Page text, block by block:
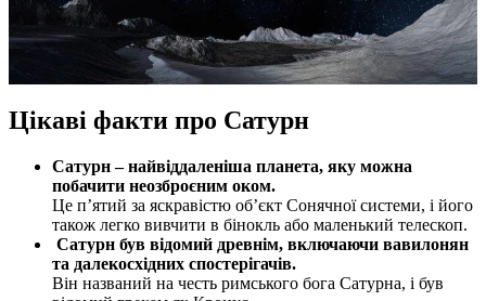
Цікаві факти про Сатурн
Сатурн – найвіддаленіша планета, яку можна
побачити неозброєним оком.
Це п’ятий за яскравістю об’єкт Сонячної системи, і його
також легко вивчити в бінокль або маленький телескоп.
Сатурн був відомий древнім, включаючи вавилонян
та далекосхідних спостерігачів.
Він названий на честь римського бога Сатурна, і був